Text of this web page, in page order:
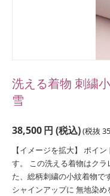
洗える着物 刺繍
雪
38,500円 (税込)(税抜
【イメージを拡大】 ポイ
す。 この洗える着物はク
た、総柄刺繍の小紋着物で
シャインアップに 無地染